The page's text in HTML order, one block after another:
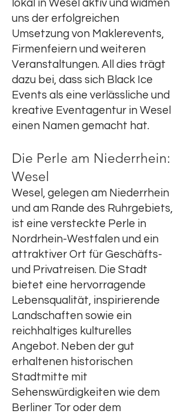
lokal in Wesel aktiv und widmen
uns der erfolgreichen
Umsetzung von Maklerevents,
Firmenfeiern und weiteren
Veranstaltungen. All dies trägt
dazu bei, dass sich Black Ice
Events als eine verlässliche und
kreative Eventagentur in Wesel
einen Namen gemacht hat.
Die Perle am Niederrhein:
Wesel
Wesel, gelegen am Niederrhein
und am Rande des Ruhrgebiets,
ist eine versteckte Perle in
Nordrhein-Westfalen und ein
attraktiver Ort für Geschäfts-
und Privatreisen. Die Stadt
bietet eine hervorragende
Lebensqualität, inspirierende
Landschaften sowie ein
reichhaltiges kulturelles
Angebot. Neben der gut
erhaltenen historischen
Stadtmitte mit
Sehenswürdigkeiten wie dem
Berliner Tor oder dem